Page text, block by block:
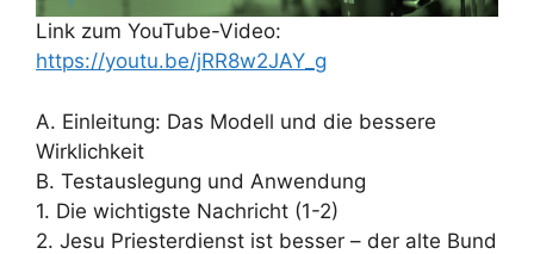
Link zum YouTube-Video:
https://youtu.be/jRR8w2JAY_g
A. Einleitung: Das Modell und die bessere
Wirklichkeit
B. Testauslegung und Anwendung
1. Die wichtigste Nachricht (1-2)
2. Jesu Priesterdienst ist besser – der alte Bund